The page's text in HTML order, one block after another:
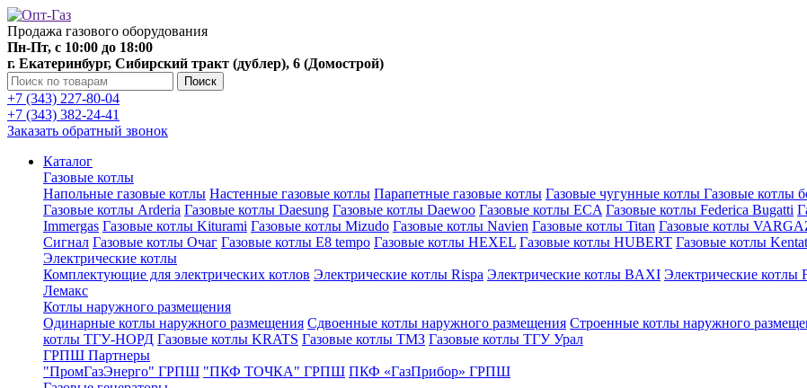
Продажа газового оборудования
Пн-Пт, с 10:00 до 18:00
г. Екатеринбург, Сибирский тракт (дублер), 6 (Домострой)
Поиск
+7 (343) 227-80-04
+7 (343) 382-24-41
Заказать обратный звонок
Каталог
Газовые котлы
Напольные газовые котлы Настенные газовые котлы Парапетные газовые котлы Газовые чугунные котлы Газовые котлы
Газовые котлы Arderia Газовые котлы Daesung Газовые котлы Daewoo Газовые котлы ECA Газовые котлы Federica Bugatti
Immergas Газовые котлы Kiturami Газовые котлы Mizudo Газовые котлы Navien Газовые котлы Titan Газовые котлы
Сигнал Газовые котлы Очаг Газовые котлы E8 tempo Газовые котлы HEXEL Газовые котлы HUBERT Газовые котлы
Электрические котлы
Комплектующие для электрических котлов Электрические котлы Rispa Электрические котлы BAXI Электрические котлы
Лемакс
Котлы наружного размещения
Одинарные котлы наружного размещения Сдвоенные котлы наружного размещения Строенные котлы наружного
котлы ТГУ-НОРД Газовые котлы KRATS Газовые котлы ТМЗ Газовые котлы ТГУ Урал
ГРПШ Партнеры
"ПромГазЭнерго" ГРПШ "ПКФ ТОЧКА" ГРПШ ПКФ «ГазПрибор» ГРПШ